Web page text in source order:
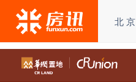
北 京